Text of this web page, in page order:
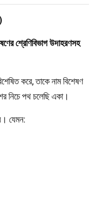
শ্রেণিবিভাগ উদাহরণসহ
করে, তাকে নাম বিশেষণ
নিচে পথ চলেছি একা।
যেমন: